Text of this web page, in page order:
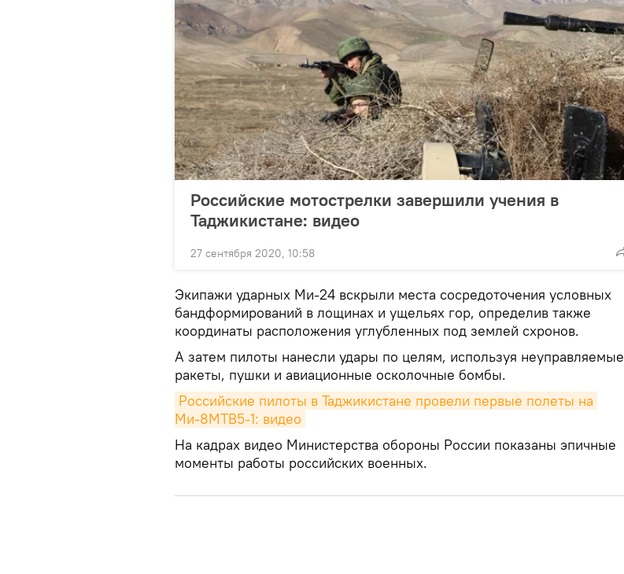
Российские мотострелки завершили учения в
Таджикистане: видео
27 сентября 2020, 10:58
Экипажи ударных Ми-24 вскрыли места сосредоточения условных
бандформирований в лощинах и ущельях гор, определив также
координаты расположения углубленных под землей схронов.
А затем пилоты нанесли удары по целям, используя неуправляемые
ракеты, пушки и авиационные осколочные бомбы.
Российские пилоты в Таджикистане провели первые полеты на
Ми-8МТВ5-1: видео
На кадрах видео Министерства обороны России показаны эпичные
моменты работы российских военных.